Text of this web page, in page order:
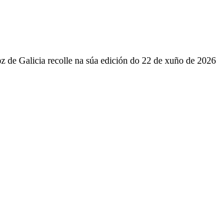
de Galicia recolle na súa edición do 22 de xuño de 2026